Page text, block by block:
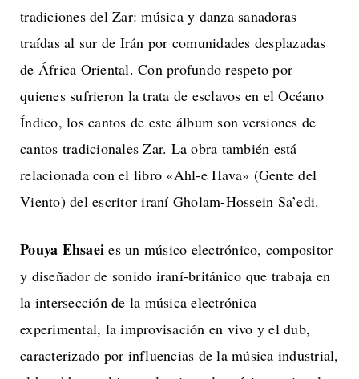
tradiciones del Zar: música y danza sanadoras
traídas al sur de Irán por comunidades desplazadas
de África Oriental. Con profundo respeto por
quienes sufrieron la trata de esclavos en el Océano
Índico, los cantos de este álbum son versiones de
cantos tradicionales Zar. La obra también está
relacionada con el libro «Ahl-e Hava» (Gente del
Viento) del escritor iraní Gholam-Hossein Sa’edi.
Pouya Ehsaei es un músico electrónico, compositor
y diseñador de sonido iraní-británico que trabaja en
la intersección de la música electrónica
experimental, la improvisación en vivo y el dub,
caracterizado por influencias de la música industrial,